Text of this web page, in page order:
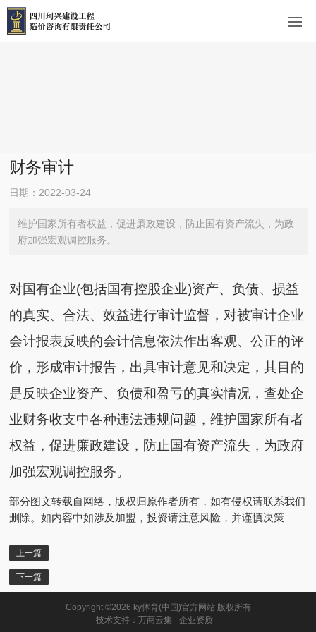
财务审计
日期：2022-03-24
维护国家所有者权益，促进廉政建设，防止国有资产流失，为政
府加强宏观调控服务。
对国有企业(包括国有控股企业)资产、负债、损益
的真实、合法、效益进行审计监督，对被审计企业
会计报表反映的会计信息依法作出客观、公正的评
价，形成审计报告，出具审计意见和决定，其目的
是反映企业资产、负债和盈亏的真实情况，查处企
业财务收支中各种违法违规问题，维护国家所有者
权益，促进廉政建设，防止国有资产流失，为政府
加强宏观调控服务。
部分图文转载自网络，版权归原作者所有，如有侵权请联系我们
删除。如内容中如涉及加盟，投资请注意风险，并谨慎决策
上一篇
下一篇
Copyright ©2026 ky体育(中国)官方网站 版权所有
技术支持： 万商云集 企业资质